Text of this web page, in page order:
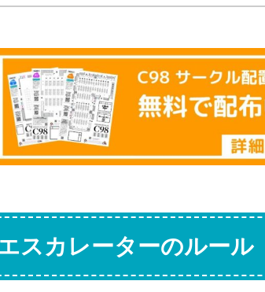
スカレーターのルール